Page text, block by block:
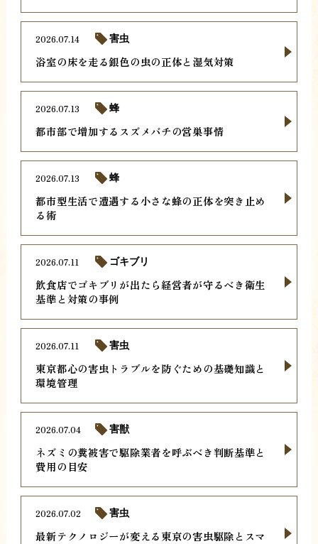
浴室の床を走る銀色の虫の正体と湿気対策
2026.07.14 害虫
都市部で増加するスズメバチの営巣事情
2026.07.13 蜂
都市型生活で遭遇する小さな蜂の正体を突き止め
る術
2026.07.13 蜂
飲食店でゴキブリが出たら経営者が守るべき衛生
基準と対策の事例
2026.07.11 ゴキブリ
東京都心の害虫トラブルを防ぐための基礎知識と
環境管理
2026.07.11 害虫
ネズミの糞被害で駆除業者を呼ぶべき判断基準と
費用の目安
2026.07.04 害獣
最新テクノロジーが変える東京の害虫駆除とスマ
2026.07.02 害虫